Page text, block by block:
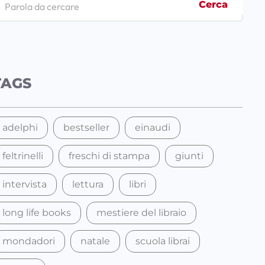
Cerca
adelphi bestseller einaudi
feltrinelli freschi di stampa giunti
intervista lettura libri
long life books mestiere del libraio
mondadori natale scuola librai